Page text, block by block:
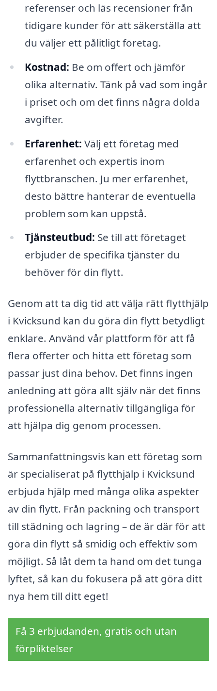
referenser och läs recensioner från
tidigare kunder för att säkerställa att
du väljer ett pålitligt företag.
Kostnad: Be om offert och jämför
olika alternativ. Tänk på vad som ingår
i priset och om det finns några dolda
avgifter.
Erfarenhet: Välj ett företag med
erfarenhet och expertis inom
flyttbranschen. Ju mer erfarenhet,
desto bättre hanterar de eventuella
problem som kan uppstå.
Tjänsteutbud: Se till att företaget
erbjuder de specifika tjänster du
behöver för din flytt.
Genom att ta dig tid att välja rätt flytthjälp
i Kvicksund kan du göra din flytt betydligt
enklare. Använd vår plattform för att få
flera offerter och hitta ett företag som
passar just dina behov. Det finns ingen
anledning att göra allt själv när det finns
professionella alternativ tillgängliga för
att hjälpa dig genom processen.
Sammanfattningsvis kan ett företag som
är specialiserat på flytthjälp i Kvicksund
erbjuda hjälp med många olika aspekter
av din flytt. Från packning och transport
till städning och lagring – de är där för att
göra din flytt så smidig och effektiv som
möjligt. Så låt dem ta hand om det tunga
lyftet, så kan du fokusera på att göra ditt
nya hem till ditt eget!
Få 3 erbjudanden, gratis och utan
förpliktelser